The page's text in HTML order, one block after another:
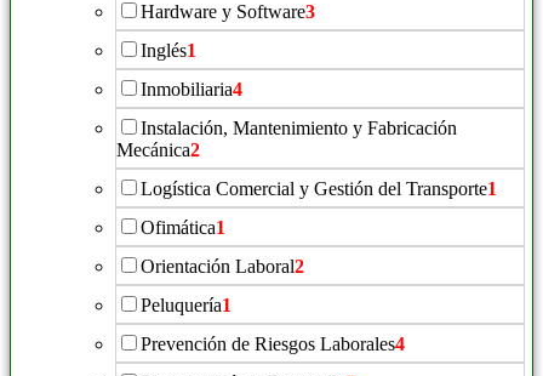
Hardware y Software3
Inglés1
Inmobiliaria4
Instalación, Mantenimiento y Fabricación
Mecánica2
Logística Comercial y Gestión del Transporte1
Ofimática1
Orientación Laboral2
Peluquería1
Prevención de Riesgos Laborales4